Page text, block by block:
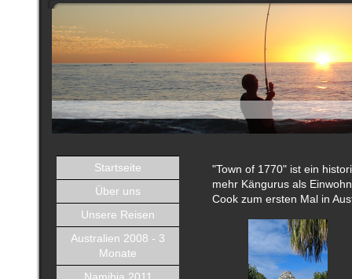
Startseite
Über uns
Unsere Reisen
Australien 2008 - 3
Monate
"Town of 1770" ist ein
mehr Kängurus als
Cook zum ersten Mal in